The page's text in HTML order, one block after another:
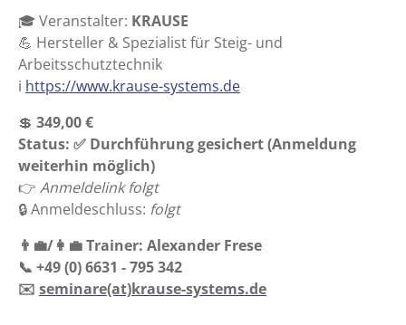
🎓 Veranstalter: KRAUSE
💪 Hersteller & Spezialist für Steig- und
Arbeitsschutztechnik
ℹ️ https://www.krause-systems.de
💲 349,00 €
Status: ✅ Durchführung gesichert (Anmeldung
weiterhin möglich)
👉 ️ Anmeldelink folgt
🔒 Anmeldeschluss: folgt
👨‍💼/👩‍💼 Trainer: Alexander Frese
📞 +49 (0) 6631 - 795 342
✉️ seminare(at)krause-systems.de